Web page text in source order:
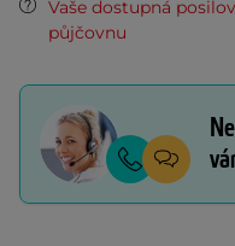
Vaše dostupná
půjčovnu